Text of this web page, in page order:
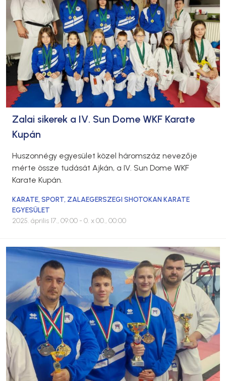
Zalai sikerek a IV. Sun Dome WKF Karate
Kupán
Huszonnégy egyesület közel háromszáz nevezője
mérte össze tudását Ajkán, a IV. Sun Dome WKF
Karate Kupán.
KARATE,SPORT, ZALAEGERSZEGI SHOTOKAN KARATE
EGYESÜLET
2025. április 17., 09:00 - 0. x 00., 00:00